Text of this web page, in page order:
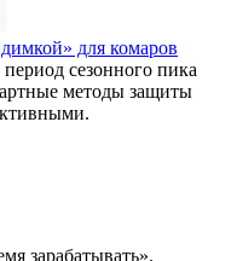
для комаров
сезонного пика
методы защиты
зарабатывать».